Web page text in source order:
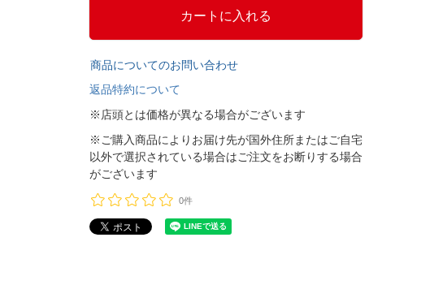
カートに入れる
商品についてのお問い合わせ
返品特約について
※店頭とは価格が異なる場合がございます
※ご購入商品によりお届け先が国外住所またはご自宅
以外で選択されている場合はご注文をお断りする場合
がございます
0件